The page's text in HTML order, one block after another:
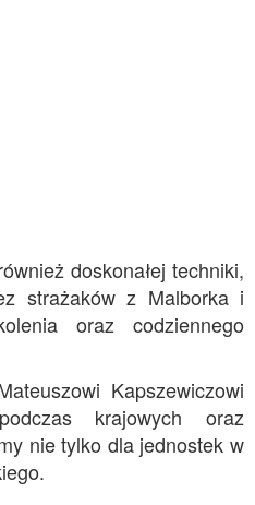
doskonałej techniki,
strażaków z Malborka i
oraz codziennego
Kapszewiczowi
krajowych oraz
nie tylko dla jednostek w